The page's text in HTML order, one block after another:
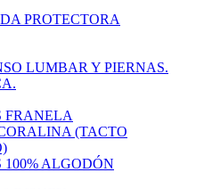
PROTECTORA
LUMBAR Y PIERNAS.
FRANELA
(TACTO
ALGODÓN